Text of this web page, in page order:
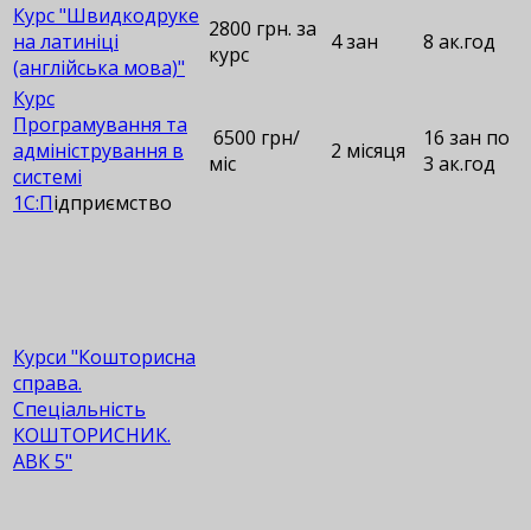
Курс "Швидкодруке
на латиніці
(англійська мова)"
2800 грн. за
курс
4 зан 8 ак.год
Курс
Програмування та
адміністрування в
системі
1С:Підприємство
6500 грн/
міс
2 місяця
16 зан по
3 ак.год
Курси "Кошторисна
справа.
Спеціальність
КОШТОРИСНИК.
АВК 5"